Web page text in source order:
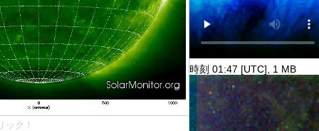
ク！
時刻 01:47 [UTC], 1 MB